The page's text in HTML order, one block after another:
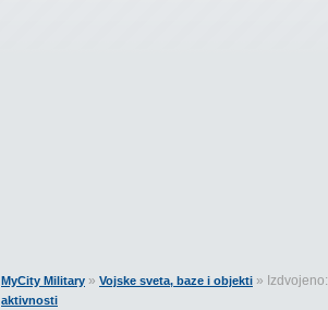
MyCity Military » Vojske sveta, baze i objekti » Izdvojeno:
aktivnosti